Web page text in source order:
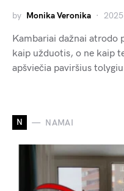
by Monika Veronika
Kambariai dažnai atrodo
kaip užduotis, o ne kaip
apšviečia paviršius
N NAMAI